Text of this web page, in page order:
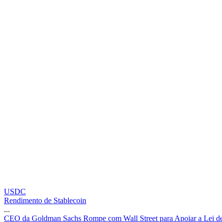
USDC
Rendimento de Stablecoin
...
CEO da Goldman Sachs Rompe com Wall Street para Apoiar a Lei d